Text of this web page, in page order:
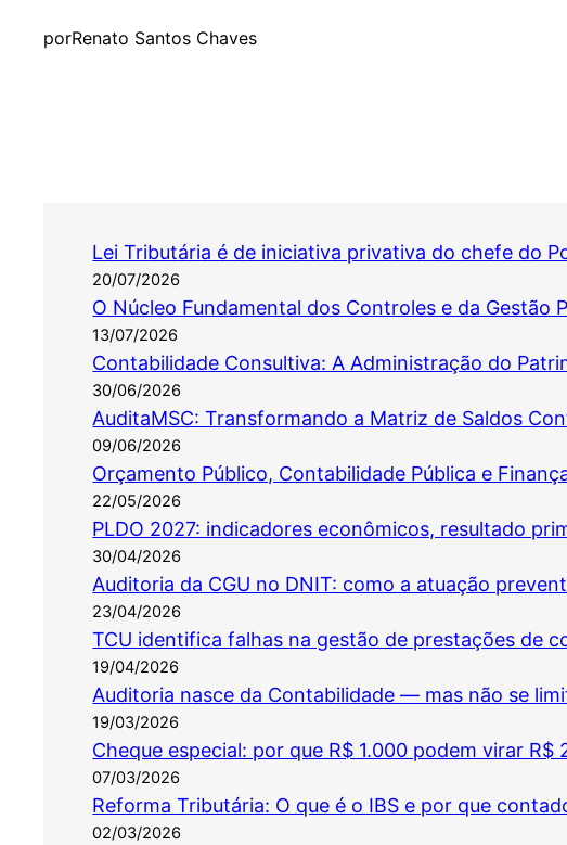
porRenato Santos Chaves
Lei Tributária é de iniciativa privativa do chefe do
20/07/2026
O Núcleo Fundamental dos Controles e da Gestão
13/07/2026
Contabilidade Consultiva: A Administração do
30/06/2026
AuditaMSC: Transformando a Matriz de Saldos
09/06/2026
Orçamento Público, Contabilidade Pública e
22/05/2026
PLDO 2027: indicadores econômicos, resultado
30/04/2026
Auditoria da CGU no DNIT: como a atuação
23/04/2026
TCU identifica falhas na gestão de prestações de
19/04/2026
Auditoria nasce da Contabilidade — mas não se
19/03/2026
Cheque especial: por que R$ 1.000 podem virar R$
07/03/2026
Reforma Tributária: O que é o IBS e por que
02/03/2026